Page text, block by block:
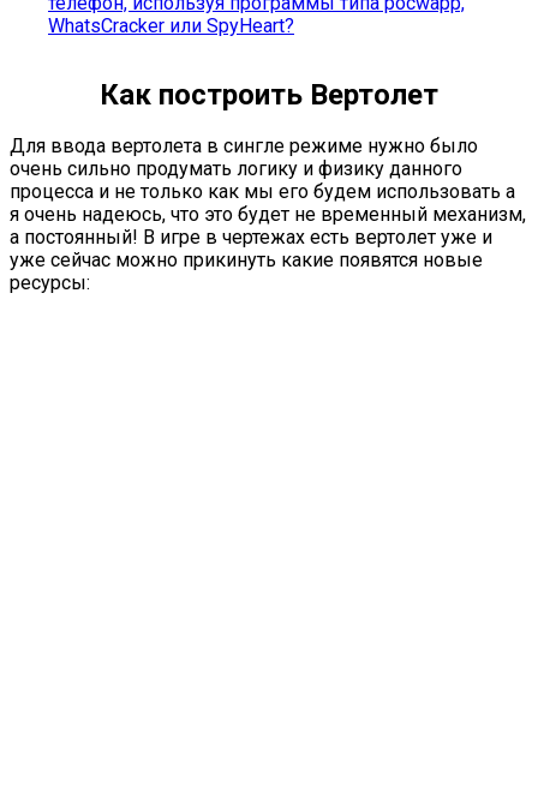
WhatsCracker или SpyHeart?
Как построить Вертолет
Для ввода вертолета в сингле режиме нужно было
очень сильно продумать логику и физику данного
процесса и не только как мы его будем использовать а
я очень надеюсь, что это будет не временный механизм,
а постоянный! В игре в чертежах есть вертолет уже и
уже сейчас можно прикинуть какие появятся новые
ресурсы: